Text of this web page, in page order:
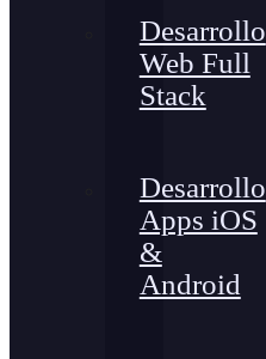
Desarrollo
Web Full
Stack
Desarrollo
Apps iOS
&
Android